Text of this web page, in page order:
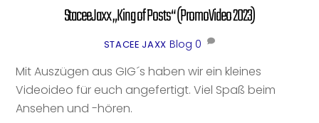
StaceeJaxx „King of Posts“ (PromoVideo 2023)
STACEE JAXX Blog 0
Mit Auszügen aus GIG´s haben wir ein kleines
Videoideo für euch angefertigt. Viel Spaß beim
Ansehen und -hören.